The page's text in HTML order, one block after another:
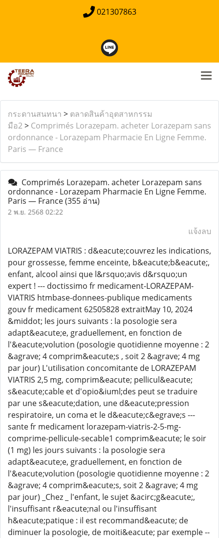
021307863
กระดานสนทนา > ตลาดสินค้าอุตสาหกรรม
มือ2> Comprimés Lorazepam. acheter Lorazepam sans
ordonnance - Lorazepam Pharmacie En Ligne Femme.
Paris — France
Comprimés Lorazepam. acheter Lorazepam sans
ordonnance - Lorazepam Pharmacie En Ligne Femme.
Paris — France(355 อ่าน)
2 พ.ย. 2568 02:22
แจ้งลบ
LORAZEPAM VIATRIS : d&eacute;couvrez les indications,
pour grossesse, femme enceinte, b&eacute;b&eacute;,
enfant, alcool ainsi que l&rsquo;avis d&rsquo;un
expert ! --- doctissimo fr medicament-LORAZEPAM-
VIATRIS htmbase-donnees-publique medicaments
gouv fr medicament 62505828 extraitMay 10, 2024
&middot; les jours suivants : la posologie sera
adapt&eacute;e, graduellement, en fonction de
l'&eacute;volution (posologie quotidienne moyenne : 2
&agrave; 4 comprim&eacute;s , soit 2 &agrave; 4 mg
par jour) L'utilisation concomitante de LORAZEPAM
VIATRIS 2,5 mg, comprim&eacute; pellicul&eacute;
s&eacute;cable et d'opio&iuml;des peut se traduire
par une s&eacute;dation, une d&eacute;pression
respiratoire, un coma et le d&eacute;c&egrave;s ---
sante fr medicament lorazepam-viatris-2-5-mg-
comprime-pellicule-secable1 comprim&eacute; le soir
(1 mg) les jours suivants : la posologie sera
adapt&eacute;e, graduellement, en fonction de
l'&eacute;volution (posologie quotidienne moyenne : 2
&agrave; 4 comprim&eacute;s, soit 2 &agrave; 4 mg
par jour) _Chez _ l'enfant, le sujet &acirc;g&eacute;,
l'insuffisant r&eacute;nal ou l'insuffisant
h&eacute;patique : il est recommand&eacute; de
diminuer la posologie, de moiti&eacute; par exemple --